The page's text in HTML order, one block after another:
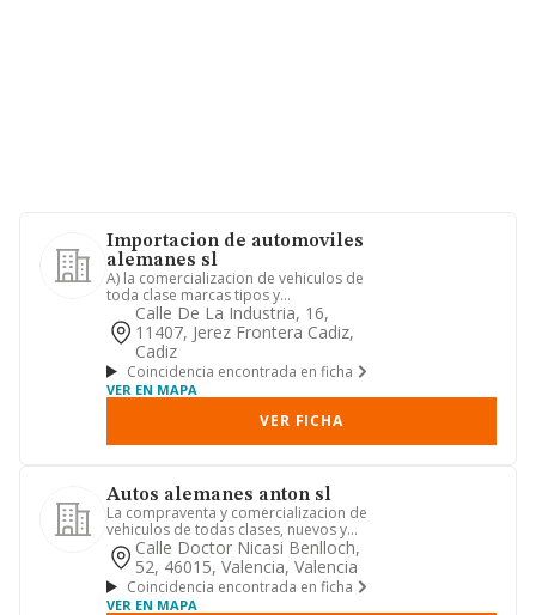
Importacion de automoviles
alemanes sl
A) la comercializacion de vehiculos de
toda clase marcas tipos y
caracteristicas, nacionales o de i...
Calle De La Industria, 16,
11407, Jerez Frontera Cadiz,
Cadiz
Coincidencia encontrada en ficha
VER EN MAPA
VER FICHA
Autos alemanes anton sl
La compraventa y comercializacion de
vehiculos de todas clases, nuevos y
usados, y de recambios, re...
Calle Doctor Nicasi Benlloch,
52, 46015, Valencia, Valencia
Coincidencia encontrada en ficha
VER EN MAPA